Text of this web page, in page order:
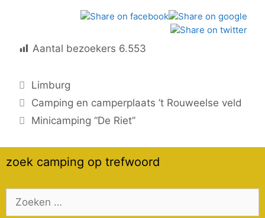
Aantal bezoekers 6.553
Categorieën
Limburg
Camping en camperplaats ’t Rouweelse veld
Minicamping “De Riet”
zoek camping op trefwoord
Zoek